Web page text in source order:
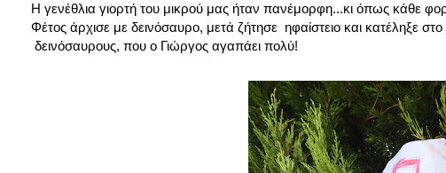
Η γενέθλια γιορτή του μικρού μας ήταν πανέμορφη...κι όπως κάθε
Φέτος άρχισε με δεινόσαυρο, μετά ζήτησε ηφαίστειο και κατέληξε
δεινόσαυρους, που ο Γιώργος αγαπάει πολύ!